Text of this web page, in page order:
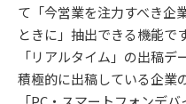
て「今営業を注力すべき企
ときに」抽出できる機能です
「リアルタイム」の出稿
積極的に出稿している企業